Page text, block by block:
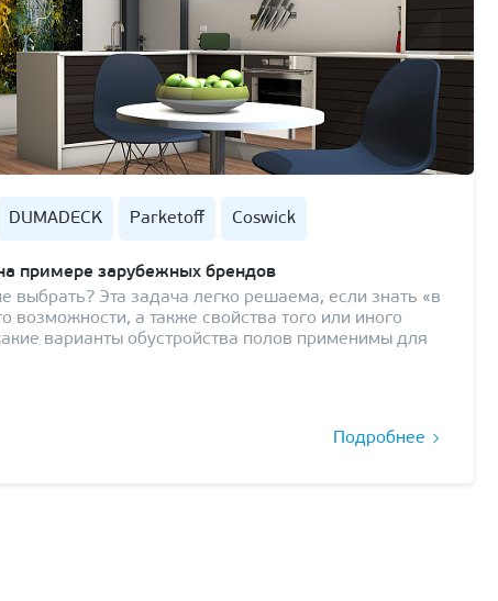
DUMADECK Parketoff Coswick
примере зарубежных брендов
выбрать? Эта задача легко решаема, если знать «в
возможности, а также свойства того или иного
варианты обустройства полов применимы для
Подробнее